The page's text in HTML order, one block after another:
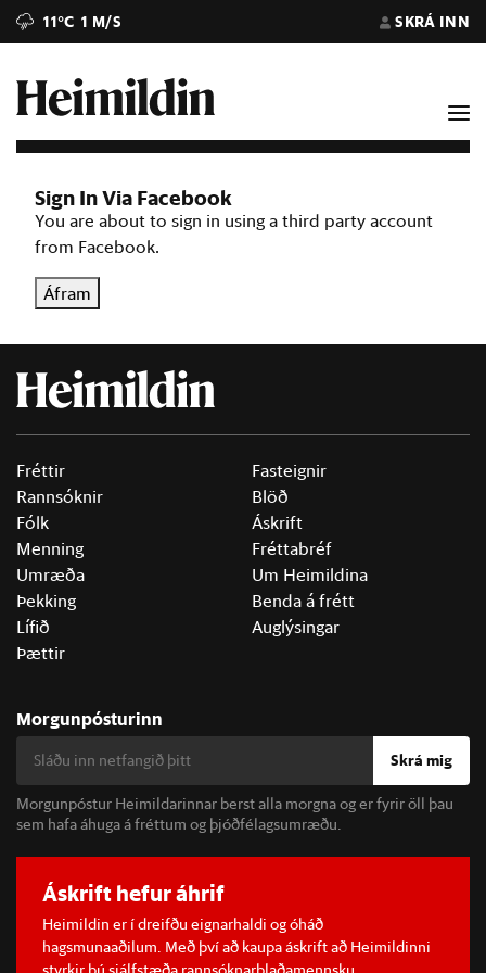
11°C 1 M/S SKRÁ INN
Sign In Via Facebook
You are about to sign in using a third party account
from Facebook.
Áfram
Fréttir
Rannsóknir
Fólk
Menning
Umræða
Þekking
Lífið
Þættir
Fasteignir
Blöð
Áskrift
Fréttabréf
Um Heimildina
Benda á frétt
Auglýsingar
Morgunpósturinn
Skrá mig
Morgunpóstur Heimildarinnar berst alla morgna og er fyrir öll þau
sem hafa áhuga á fréttum og þjóðfélagsumræðu.
Áskrift hefur áhrif
Heimildin er í dreifðu eignarhaldi og óháð
hagsmunaaðilum. Með því að kaupa áskrift að Heimildinni